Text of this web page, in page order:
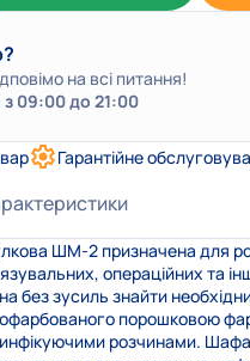
на всі питання!
09:00 до 21:00
Гарантійне
ШМ-2 призначена для
операційних та
без зусиль знайти
порошковою
розчинами.